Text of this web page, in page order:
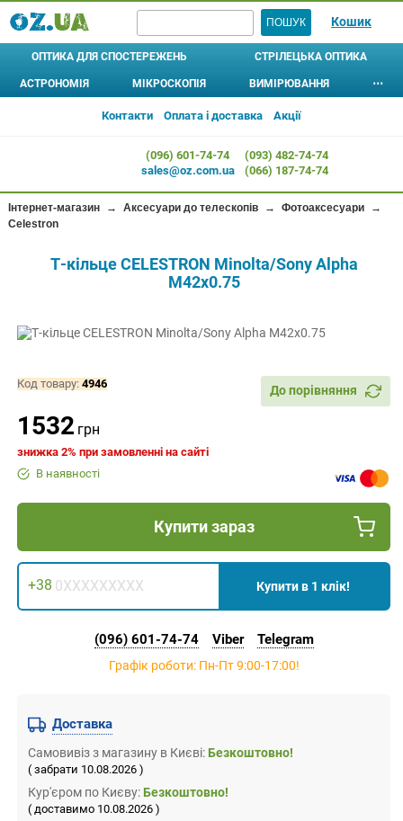
Кошик
ОПТИКА ДЛЯ СПОСТЕРЕЖЕНЬ
ШТАТИВИ
СТРІЛЕЦЬКА ОПТИКА
ПРИЦІЛИ ОПТИЧНІ
ПРИЦІЛИ ЛАЗЕРНІ (ЛЦВ)
КРІПЛЕННЯ ДЛЯ ПРИЦІЛІВ
ТЕПЛОВІЗОРИ
СОШКИ (УПОРИ)
АСТРОНОМІЯ
Для дітей
Початкового рівня
АСТРОБІНОКЛІ⊚⊚
ФІЛЬТРИ
МІКРОСКОПІЯ
МІКРОСКОПИ
Шкільні
Лабораторні
Кишенькові
ВІДЕОМІКРОСКОПИ
ВИМІРЮВАННЯ
АЛКОТЕСТЕРИ
АНЕМОМЕТРИ
⋯
Контакти Оплата і доставка Акції
(096) 601-74-74
sales@oz.com.ua
(093) 482-74-74
(066) 187-74-74
Інтернет-магазин → Аксесуари до телескопів → Фотоаксесуари
→
Celestron
Т-кільце CELESTRON Minolta/Sony Alpha
М42x0.75
До порівняння
Код товару: 4946
1532 грн
знижка 2% при замовленні на сайті
В наявності
Купити зараз
+38 Купити в 1 клік!
(096) 601-74-74 Viber Telegram
Графік роботи: Пн-Пт 9:00-17:00!
Доставка
Самовивіз з магазину в Києві:Безкоштовно!
( забрати 10.08.2026 )
Кур'єром по Києву:Безкоштовно!
( доставимо 10.08.2026 )